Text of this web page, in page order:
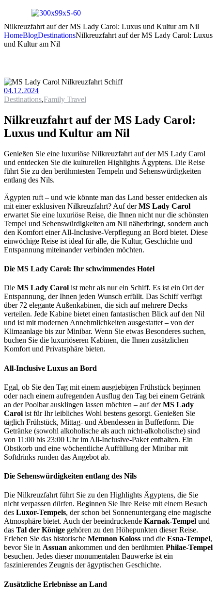
Nilkreuzfahrt auf der MS Lady Carol: Luxus und Kultur am Nil
HomeBlogDestinationsNilkreuzfahrt auf der MS Lady Carol: Luxus
und Kultur am Nil
04.12.2024
Destinations,Family Travel
Nilkreuzfahrt auf der MS Lady Carol:
Luxus und Kultur am Nil
Genießen Sie eine luxuriöse Nilkreuzfahrt auf der MS Lady Carol
und entdecken Sie die kulturellen Highlights Ägyptens. Die Reise
führt Sie zu den berühmtesten Tempeln und Sehenswürdigkeiten
entlang des Nils.
Ägypten ruft – und wie könnte man das Land besser entdecken als
mit einer exklusiven Nilkreuzfahrt? Auf derMS Lady Carol
erwartet Sie eine luxuriöse Reise, die Ihnen nicht nur die schönsten
Tempel und Sehenswürdigkeiten am Nil näherbringt, sondern auch
den Komfort einer All-Inclusive-Verpflegung an Bord bietet. Diese
einwöchige Reise ist ideal für alle, die Kultur, Geschichte und
Entspannung miteinander verbinden möchten.
Die MS Lady Carol: Ihr schwimmendes Hotel
Die MS Lady Carol ist mehr als nur ein Schiff. Es ist ein Ort der
Entspannung, der Ihnen jeden Wunsch erfüllt. Das Schiff verfügt
über 72 elegante Außenkabinen, die sich auf mehrere Decks
verteilen. Jede Kabine bietet einen fantastischen Blick auf den Nil
und ist mit modernen Annehmlichkeiten ausgestattet – von der
Klimaanlage bis zur Minibar. Wenn Sie etwas Besonderes suchen,
buchen Sie die luxuriöseren Kabinen, die Ihnen zusätzlichen
Komfort und Privatsphäre bieten.
All-Inclusive Luxus an Bord
Egal, ob Sie den Tag mit einem ausgiebigen Frühstück beginnen
oder nach einem aufregenden Ausflug den Tag bei einem Getränk
an der Poolbar ausklingen lassen möchten – auf derMS Lady
Carol ist für Ihr leibliches Wohl bestens gesorgt. Genießen Sie
täglich Frühstück, Mittag- und Abendessen in Buffetform. Die
Getränke (sowohl alkoholische als auch nicht-alkoholische) sind
von 11:00 bis 23:00 Uhr im All-Inclusive-Paket enthalten. Ein
Obstkorb und eine wöchentliche Auffüllung der Minibar mit
Softdrinks runden das Angebot ab.
Die Sehenswürdigkeiten entlang des Nils
Die Nilkreuzfahrt führt Sie zu den Highlights Ägyptens, die Sie
nicht verpassen dürfen. Beginnen Sie Ihre Reise mit einem Besuch
des Luxor-Tempels, der schon bei Sonnenuntergang eine magische
Atmosphäre bietet. Auch der beeindruckende Karnak-Tempel und
das Tal der Könige gehören zu den Höhepunkten dieser Reise.
Erleben Sie das historische Memnon Koloss und die Esna-Tempel,
bevor Sie in Assuan ankommen und den berühmten Philae-Tempel
besuchen. Jedes dieser monumentalen Bauwerke ist ein
faszinierendes Zeugnis der ägyptischen Geschichte.
Zusätzliche Erlebnisse an Land